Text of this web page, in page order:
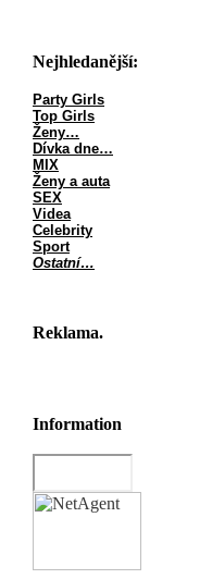
Nejhledanější:
Party Girls
Top Girls
Ženy…
Dívka dne…
MIX
Ženy a auta
SEX
Videa
Celebrity
Sport
Ostatní…
Reklama.
Information